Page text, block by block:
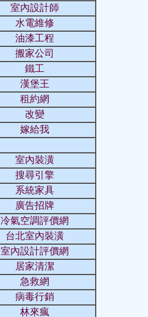
室內設計師
水電維修
油漆工程
搬家公司
鐵工
漢堡王
租約網
改變
嫁給我
室內裝潢
搜尋引擎
系統家具
廣告招牌
冷氣空調評價網
台北室內裝潢
室內設計評價網
居家清潔
急救網
病毒行銷
林來瘋